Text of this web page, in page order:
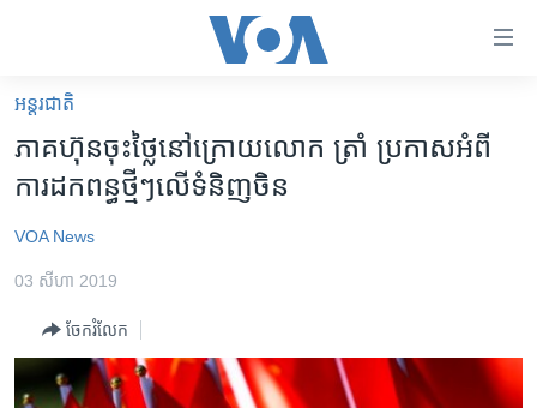
គេហទំព័រ​
ទាក់ទង
និង​
ទំព័រ​
ម្តង
រំលង​
អន្តរជាតិ
កម្ពុជាច្នៃប្រតិដ្ឋ
ព្រឹត្តិការណ៍ព័ត៌មាន
អន្តរជាតិ
ភាគ​ហ៊ុន​​ចុះ​​ថ្លៃ​នៅ​ក្រោយ​លោក ត្រាំ​ ប្រកាស​អំពី​
ការ​ដក​ពន្ធ​ថ្មីៗ​លើ​ទំនិញ​ចិន
VOA News
03 សីហា 2019
ចែករំលែក